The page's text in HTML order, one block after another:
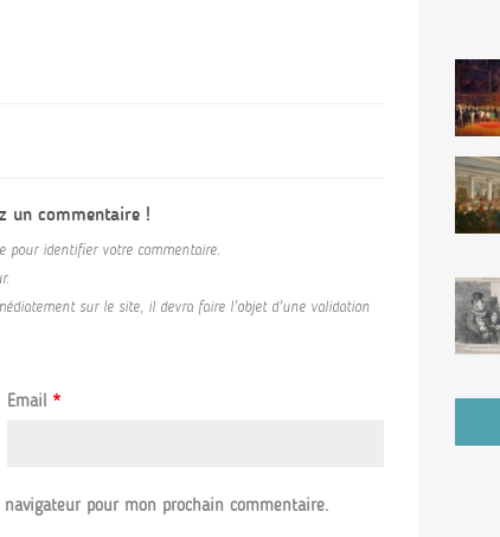
un commentaire !
pour identifier votre commentaire.
sur le site, il devra faire l'objet d'une validation
Email *
pour mon prochain commentaire.